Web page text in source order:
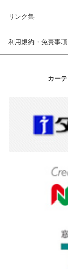
リンク集
利用規約・免責事項
カー